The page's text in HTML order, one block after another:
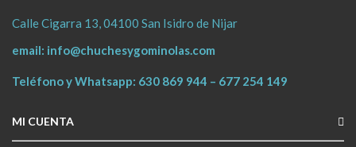
Calle Cigarra 13, 04100 San Isidro de Nijar
email: info@chuchesygominolas.com
Teléfono y Whatsapp: 630 869 944 – 677 254 149
MI CUENTA